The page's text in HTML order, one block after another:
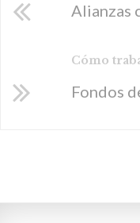
Alianzas
Cómo
Fondos